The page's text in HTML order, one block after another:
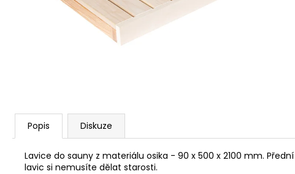
Popis Diskuze
Lavice do sauny z materiálu osika - 90 x 500 x 2100 mm.
lavic si nemusíte dělat starosti.
PARAFÍNOVÝ IMPREGNAČNÍ OLEJ
HARVIA, 500 ML
337 Kč